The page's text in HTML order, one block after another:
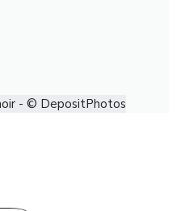
- © DepositPhotos